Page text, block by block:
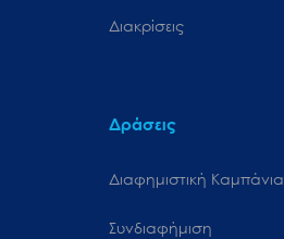
Διακρίσεις
Δράσεις
Διαφημιστική Καμπάνια
Συνδιαφήμιση